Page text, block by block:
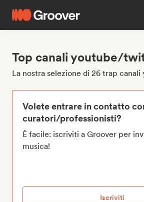
Top canali youtube/
La nostra selezione di 26 trap
Volete entrare in contatto
curatori/professionisti?
È facile: iscriviti a Groover per
musica!
Iscriviti